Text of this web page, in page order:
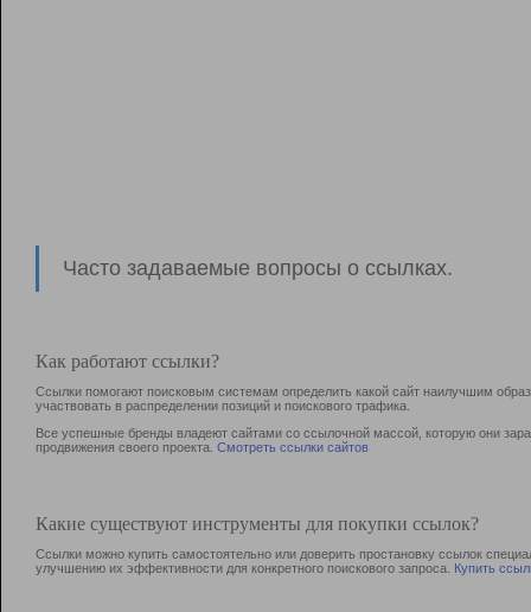
Часто задаваемые вопросы о ссылках.
Как работают ссылки?
Ссылки помогают поисковым системам определить какой сайт наилучшим
участвовать в раcпределении позиций и поискового трафика.
Все успешные бренды владеют сайтами со ссылочной массой, которую они
продвижения своего проекта. Смотреть ссылки сайтов
Какие существуют инструменты для покупки ссылок?
Ссылки можно купить самостоятельно или доверить простановку ссылок
улучшению их эффективности для конкретного поискового запроса. Купить